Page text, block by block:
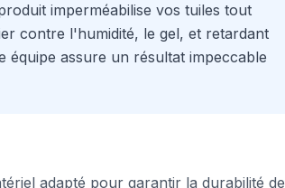
imperméabilise vos tuiles tout
contre l'humidité, le gel, et retardant
assure un résultat impeccable
adapté pour garantir la durabilité de